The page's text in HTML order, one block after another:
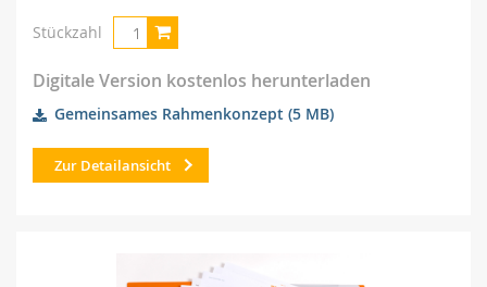
Impressum
Stückzahl
Digitale Version kostenlos herunterladen
Gemeinsames Rahmenkonzept (5 MB)
Zur Detailansicht